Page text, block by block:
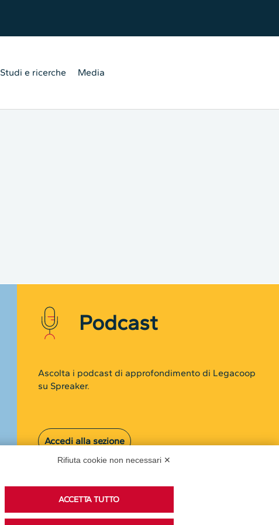
Studi e ricerche Media
Podcast
Ascolta i podcast di approfondimento di Legacoop
su Spreaker.
Accedi alla sezione
Rifiuta cookie non necessari ✕
ACCETTA TUTTO